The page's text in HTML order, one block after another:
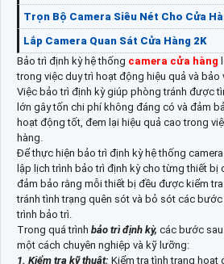
Trọn Bộ Camera Siêu Nét Cho Cửa
Lắp Camera Quan Sát Cửa Hàng 2K
Bảo trì định kỳ hệ thống camera cửa hàng
trong việc duy trì hoạt động hiệu quả và bảo
Việc bảo trì định kỳ giúp phòng tránh được
lớn gây tốn chi phí không đáng có và đảm
hoạt động tốt, đem lại hiệu quả cao trong
hàng.
Để thực hiện bảo trì định kỳ hệ thống
lập lịch trình bảo trì định kỳ cho từng thiết bị
đảm bảo rằng mỗi thiết bị đều được kiểm
tránh tình trạng quên sót và bỏ sót các
trình bảo trì.
Trong quá trình bảo trì định kỳ, các bước
một cách chuyên nghiệp và kỹ lưỡng:
1. Kiểm tra kỹ thuật: Kiểm tra tình trạng hoạt